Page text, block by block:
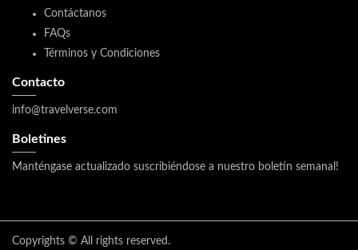
Contáctanos
FAQs
Términos y Condiciones
Contacto
info@travelverse.com
Boletines
Manténgase actualizado suscribiéndose a nuestro boletín semanal!
Copyrights © All rights reserved.